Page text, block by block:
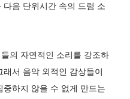
음 단위시간 속의 드럼 소
의 자연적인 소리를 강조하
서 음악 외적인 감상들이
하지 않을 수 없게 만드는